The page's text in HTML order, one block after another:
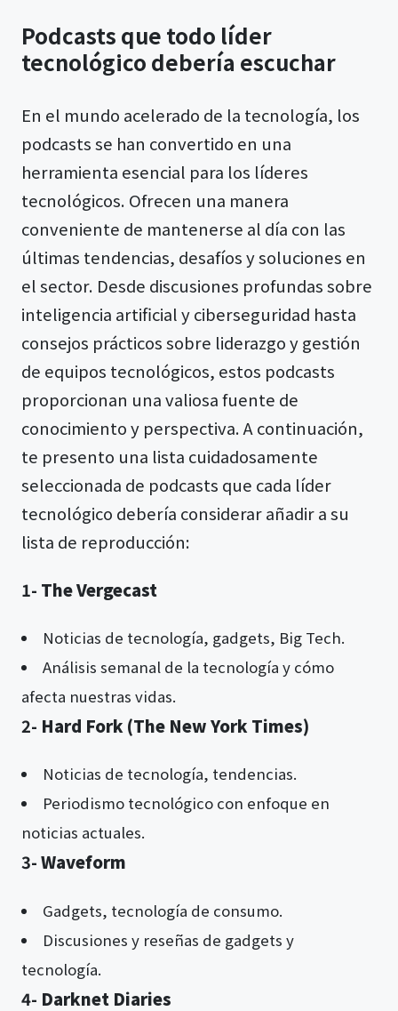
Podcasts que todo líder
tecnológico debería escuchar
En el mundo acelerado de la tecnología, los
podcasts se han convertido en una
herramienta esencial para los líderes
tecnológicos. Ofrecen una manera
conveniente de mantenerse al día con las
últimas tendencias, desafíos y soluciones en
el sector. Desde discusiones profundas sobre
inteligencia artificial y ciberseguridad hasta
consejos prácticos sobre liderazgo y gestión
de equipos tecnológicos, estos podcasts
proporcionan una valiosa fuente de
conocimiento y perspectiva. A continuación,
te presento una lista cuidadosamente
seleccionada de podcasts que cada líder
tecnológico debería considerar añadir a su
lista de reproducción:
1- The Vergecast
Noticias de tecnología, gadgets, Big Tech.
Análisis semanal de la tecnología y cómo
afecta nuestras vidas.
2- Hard Fork (The New York Times)
Noticias de tecnología, tendencias.
Periodismo tecnológico con enfoque en
noticias actuales.
3-Waveform
Gadgets, tecnología de consumo.
Discusiones y reseñas de gadgets y
tecnología.
4- Darknet Diaries